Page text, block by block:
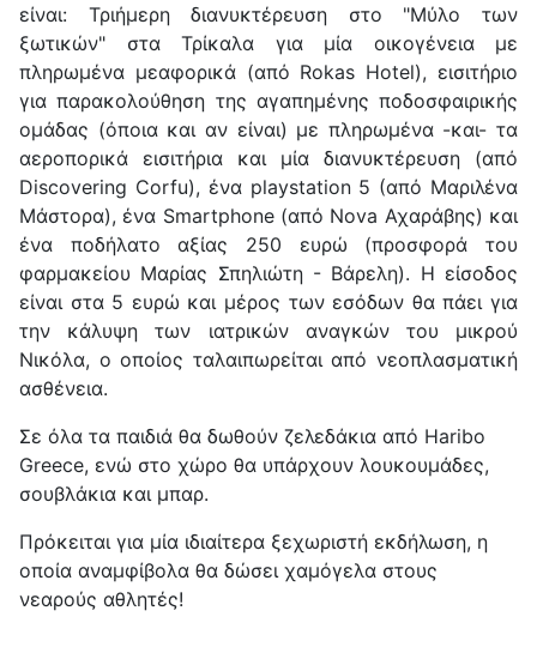
είναι: Τριήμερη διανυκτέρευση στο "Μύλο των
ξωτικών" στα Τρίκαλα για μία οικογένεια με
πληρωμένα μεαφορικά (από Rokas Hotel), εισιτήριο
για παρακολούθηση της αγαπημένης ποδοσφαιρικής
ομάδας (όποια και αν είναι) με πληρωμένα -και- τα
αεροπορικά εισιτήρια και μία διανυκτέρευση (από
Discovering Corfu), ένα playstation 5 (από Μαριλένα
Μάστορα), ένα Smartphone (από Nova Αχαράβης) και
ένα ποδήλατο αξίας 250 ευρώ (προσφορά του
φαρμακείου Μαρίας Σπηλιώτη - Βάρελη). Η είσοδος
είναι στα 5 ευρώ και μέρος των εσόδων θα πάει για
την κάλυψη των ιατρικών αναγκών του μικρού
Νικόλα, ο οποίος ταλαιπωρείται από νεοπλασματική
ασθένεια.
Σε όλα τα παιδιά θα δωθούν ζελεδάκια από Haribo
Greece, ενώ στο χώρο θα υπάρχουν λουκουμάδες,
σουβλάκια και μπαρ.
Πρόκειται για μία ιδιαίτερα ξεχωριστή εκδήλωση, η
οποία αναμφίβολα θα δώσει χαμόγελα στους
νεαρούς αθλητές!